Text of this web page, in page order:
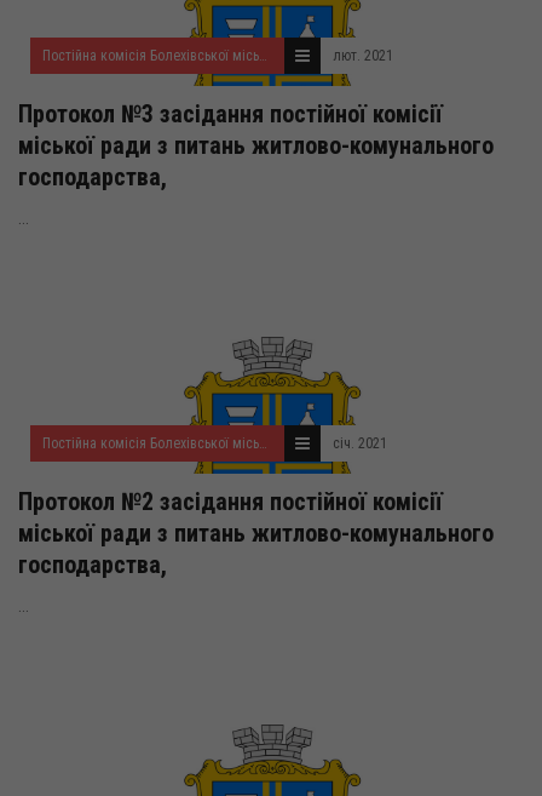
Постійна комісія Болехівської міської ради з питань житлово-комунального господарства, комунальної власності та власності територіальних громад, екології та благоустрою лют. 2021
Протокол №3 засідання постійної комісії
міської ради з питань житлово-комунального
господарства,
Постійна комісія Болехівської міської ради з питань житлово-комунального господарства, комунальної власності та власності територіальних громад, екології та благоустрою січ. 2021
Протокол №2 засідання постійної комісії
міської ради з питань житлово-комунального
господарства,